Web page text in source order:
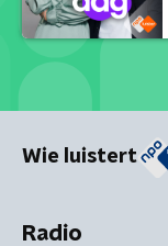
Wie luistert
Radio